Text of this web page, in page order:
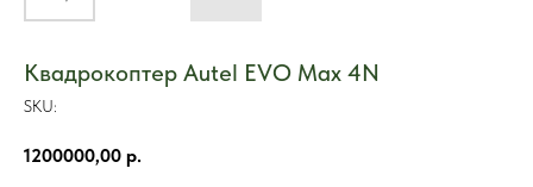
Квадрокоптер Autel EVO Max 4N
SKU:
1200000,00 р.